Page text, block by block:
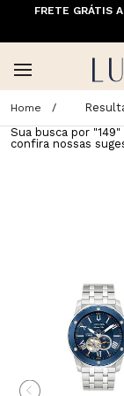
FRETE GRÁTIS
Sua busca por "149"
confira nossas